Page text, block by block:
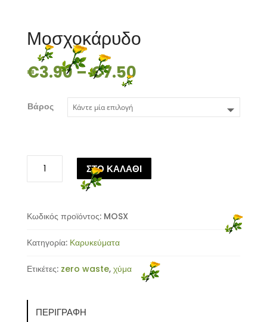
Μοσχοκάρυδο
€3.90–€7.50
Βάρος
Μοσχοκάρυδο
ποσότητα
ΣΤΟ ΚΑΛΑΘΙ
Κωδικός προϊόντος: MOSX
Κατηγορία: Καρυκεύματα
Ετικέτες: zero waste, χύμα
ΠΕΡΙΓΡΑΦΉ